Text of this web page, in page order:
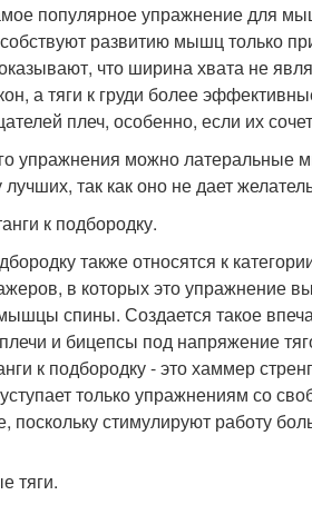
популярное упражнение для
развитию мышц только
что ширина хвата не
а тяги к груди более
плеч, особенно, если их
упражнения можно латеральные
лучших, так как оно не дает
к подбородку.
также относятся к
в которых это упражнение
спины. Создается такое
и бицепсы под напряжение
к подбородку - это хаммер
только упражнениям со
стимулируют работу
тяги.